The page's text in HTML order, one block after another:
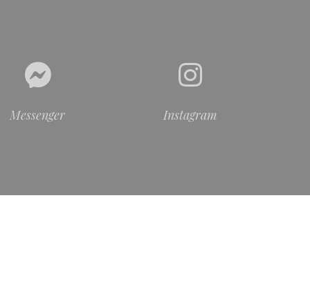
Messenger Instagram